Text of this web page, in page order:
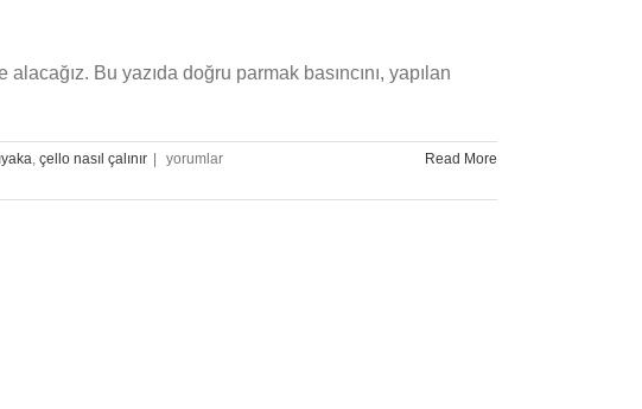
Bu yazıda doğru parmak basıncını, yapılan
, çello nasıl çalınır
Çelloda
Basıncı
yorumlar
Read More